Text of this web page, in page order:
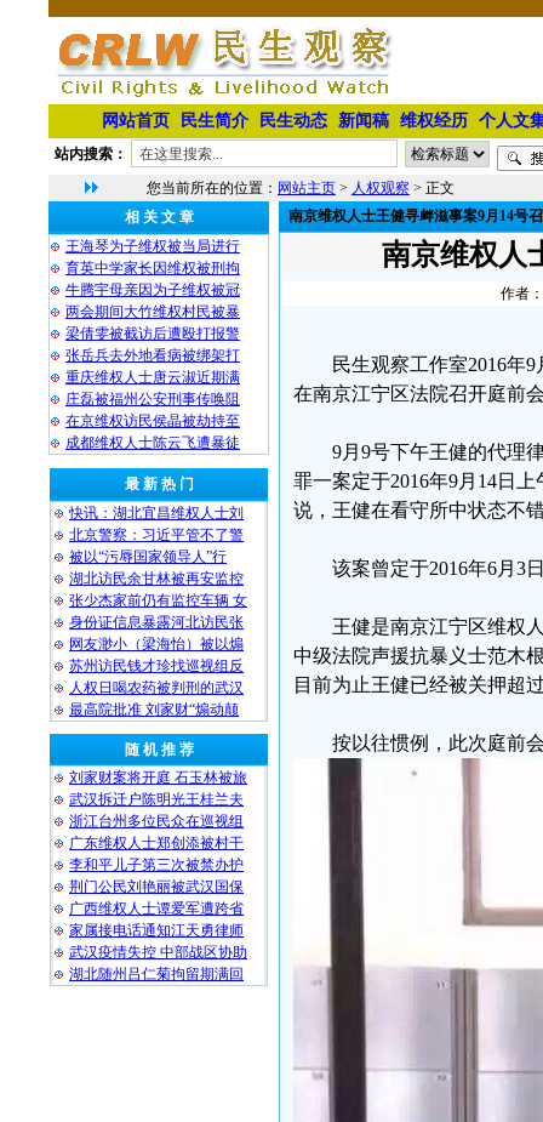
网站首页 民生简介 民生动态 新闻稿 维权经历 个人文
站内搜索：
您当前所在的位置： 网站主页 > 人权观察 > 正文
相 关 文 章
王海琴为子维权被当局进行
育英中学家长因维权被刑拘
牛腾宇母亲因为子维权被冠
两会期间大竹维权村民被暴
梁倩雯被截访后遭殴打报警
张岳兵去外地看病被绑架打
重庆维权人士唐云淑近期满
庄磊被福州公安刑事传唤阻
在京维权访民侯晶被劫持至
成都维权人士陈云飞遭暴徒
最 新 热 门
快讯：湖北宜昌维权人士刘
北京警察：习近平管不了警
被以“污辱国家领导人”行
湖北访民余甘林被再安监控
张少杰家前仍有监控车辆 女
身份证信息暴露河北访民张
网友渺小（梁海怡）被以煽
苏州访民钱才珍找巡视组反
人权日喝农药被判刑的武汉
最高院批准 刘家财“煽动颠
随 机 推 荐
刘家财案将开庭 石玉林被旅
武汉拆迁户陈明光王桂兰夫
浙江台州多位民众在巡视组
广东维权人士郑创添被村干
李和平儿子第三次被禁办护
荆门公民刘艳丽被武汉国保
广西维权人士谭爱军遭跨省
家属接电话通知江天勇律师
武汉疫情失控 中部战区协助
湖北随州吕仁菊拘留期满回
南京维权人士王健寻衅滋事案9月14号
南京维权人
作者
民生观察工作室2016年
在南京江宁区法院召开庭前
9月9号下午王健的代理
罪一案定于2016年9月14日
说，王健在看守所中状态不
该案曾定于2016年6月3
王健是南京江宁区维权
中级法院声援抗暴义士范木
目前为止王健已经被关押超
按以往惯例，此次庭前